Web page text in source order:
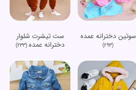
سوتین دخترانه عمده
(293)
ست تیشرت شلوار
دخترانه عمده(233)